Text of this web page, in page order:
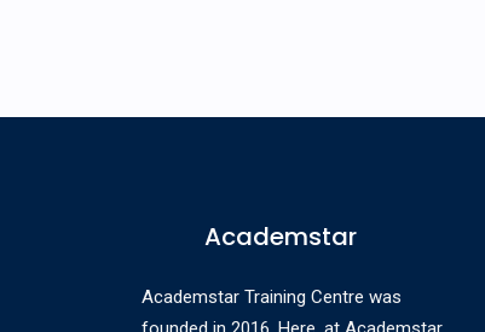
Academstar
Academstar Training Centre was